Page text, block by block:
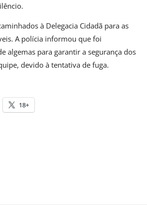
à Delegacia Cidadã para as
A polícia informou que foi
algemas para garantir a segurança dos
devido à tentativa de fuga.
18+